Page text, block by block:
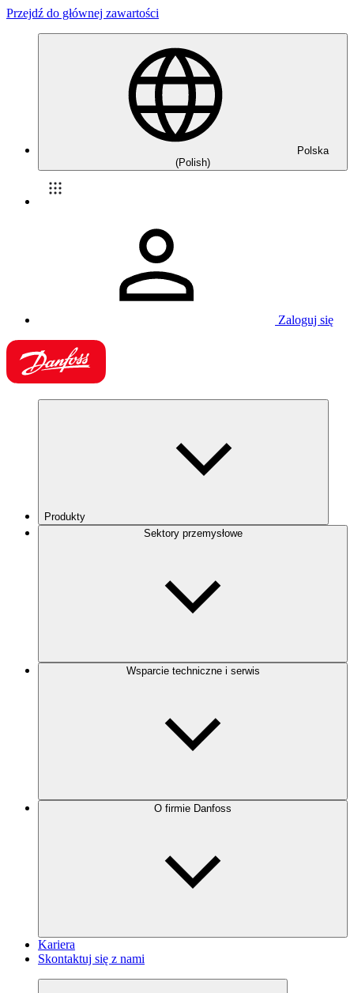
Przejdź do głównej zawartości
Polska
(Polish)
Zaloguj się
Produkty
Sektory przemysłowe
Wsparcie techniczne i serwis
O firmie Danfoss
Kariera
Skontaktuj się z nami